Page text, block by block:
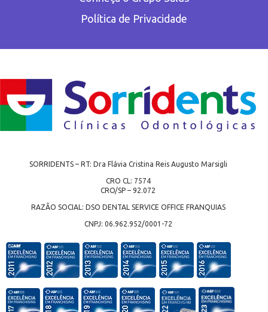
Política de Privacidade
SORRIDENTS – RT: Dra Flávia Cristina Reis Augusto Marsigli
CRO CL: 7574
CRO/SP – 92.072
RAZÃO SOCIAL: DSO DENTAL SERVICE OFFICE FRANQUIAS
CNPJ: 06.962.952/0001-72